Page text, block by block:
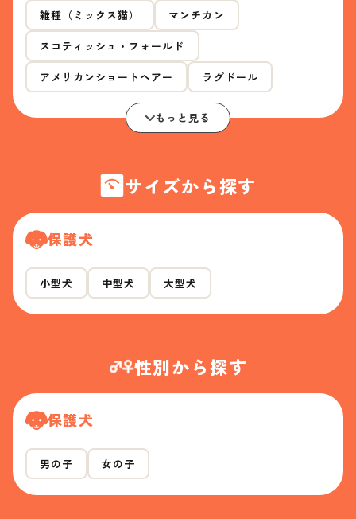
雑種（ミックス猫） マンチカン
スコティッシュ・フォールド
アメリカンショートヘアー ラグドール
もっと見る
サイズから探す
保護犬
小型犬 中型犬 大型犬
性別から探す
保護犬
男の子 女の子